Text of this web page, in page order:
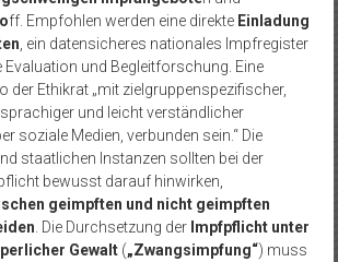
ff. Empfohlen werden eine direkte Einladung
, ein datensicheres nationales Impfregister
und Begleitforschung. Eine
der Ethikrat „mit zielgruppenspezifischer,
und leicht verständlicher
soziale Medien, verbunden sein.“ Die
staatlichen Instanzen sollten bei der
bewusst darauf hinwirken,
geimpften und nicht geimpften
. Die Durchsetzung der Impfpflicht unter
Gewalt(„Zwangsimpfung“) muss